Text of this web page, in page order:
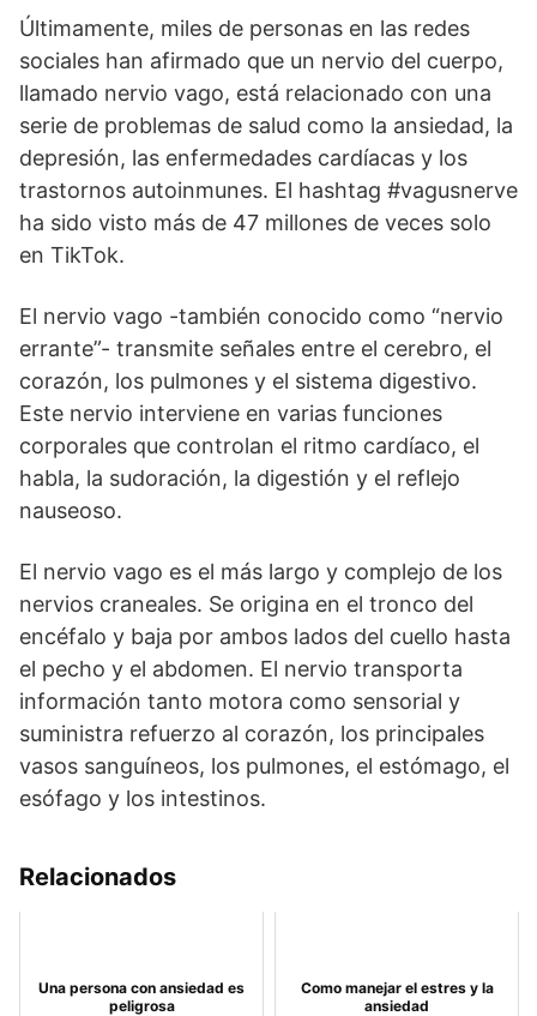
Últimamente, miles de personas en las redes
sociales han afirmado que un nervio del cuerpo,
llamado nervio vago, está relacionado con una
serie de problemas de salud como la ansiedad, la
depresión, las enfermedades cardíacas y los
trastornos autoinmunes. El hashtag #vagusnerve
ha sido visto más de 47 millones de veces solo
en TikTok.
El nervio vago -también conocido como “nervio
errante”- transmite señales entre el cerebro, el
corazón, los pulmones y el sistema digestivo.
Este nervio interviene en varias funciones
corporales que controlan el ritmo cardíaco, el
habla, la sudoración, la digestión y el reflejo
nauseoso.
El nervio vago es el más largo y complejo de los
nervios craneales. Se origina en el tronco del
encéfalo y baja por ambos lados del cuello hasta
el pecho y el abdomen. El nervio transporta
información tanto motora como sensorial y
suministra refuerzo al corazón, los principales
vasos sanguíneos, los pulmones, el estómago, el
esófago y los intestinos.
Relacionados
Una persona con ansiedad es
peligrosa
Como manejar el estres y la
ansiedad